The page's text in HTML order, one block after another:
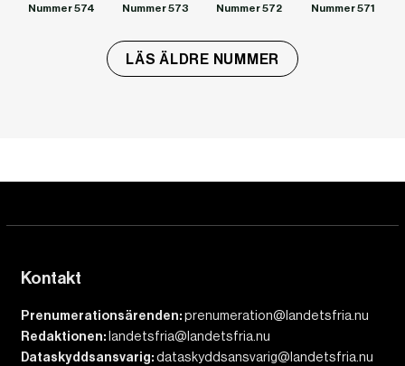
Nummer 574 Nummer 573 Nummer 572 Nummer 571
LÄS ÄLDRE NUMMER
Kontakt
Prenumerationsärenden:prenumeration@landetsfria.nu
Redaktionen: landetsfria@landetsfria.nu
Dataskyddsansvarig:dataskyddsansvarig@landetsfria.nu